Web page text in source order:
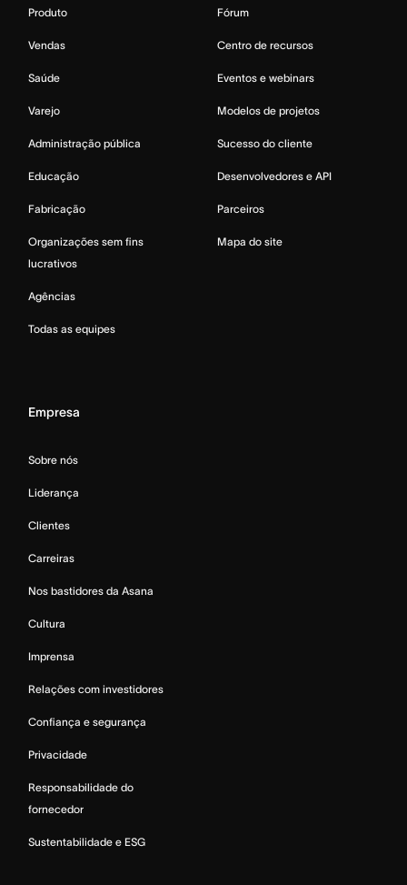
Produto
Vendas
Saúde
Varejo
Administração pública
Educação
Fabricação
Organizações sem fins
lucrativos
Agências
Todas as equipes
Fórum
Centro de recursos
Eventos e webinars
Modelos de projetos
Sucesso do cliente
Desenvolvedores e API
Parceiros
Mapa do site
Empresa
Sobre nós
Liderança
Clientes
Carreiras
Nos bastidores da Asana
Cultura
Imprensa
Relações com investidores
Confiança e segurança
Privacidade
Responsabilidade do
fornecedor
Sustentabilidade e ESG